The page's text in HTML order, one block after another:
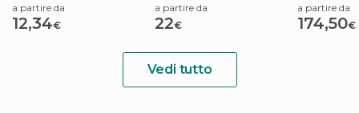
a partire da
12,34€
a partire da
22€
a partire da
174,50€
Vedi tutto